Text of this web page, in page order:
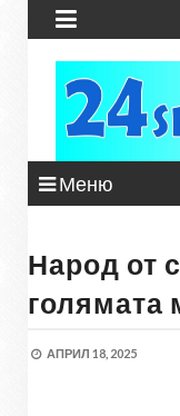

Меню
Народ от
голямата
АПРИЛ 18, 2025